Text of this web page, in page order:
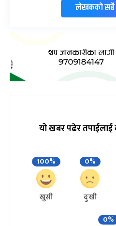
लेखकको सबै
यो खबर पढेर
100%
खुसी
0%
दुःखी
0%